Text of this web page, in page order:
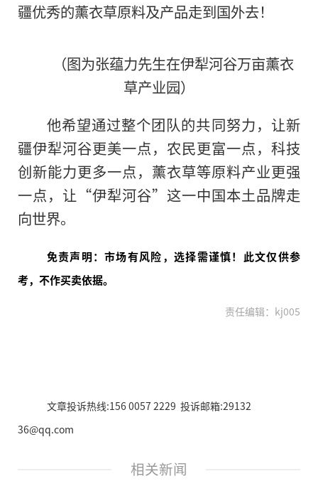
疆优秀的薰衣草原料及产品走到国外去！
（图为张蕴力先生在伊犁河谷万亩薰衣
草产业园）
他希望通过整个团队的共同努力，让新
疆伊犁河谷更美一点，农民更富一点，科技
创新能力更多一点，薰衣草等原料产业更强
一点，让“伊犁河谷”这一中国本土品牌走
向世界。
免责声明：市场有风险，选择需谨慎！此文仅供参
考，不作买卖依据。
责任编辑：kj005
文章投诉热线:156 0057 2229 投诉邮箱:29132
36@qq.com
相关新闻